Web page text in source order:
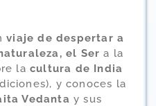
viaje de despertar a
el Ser a la
la cultura de India
y conoces la
Vedanta y sus